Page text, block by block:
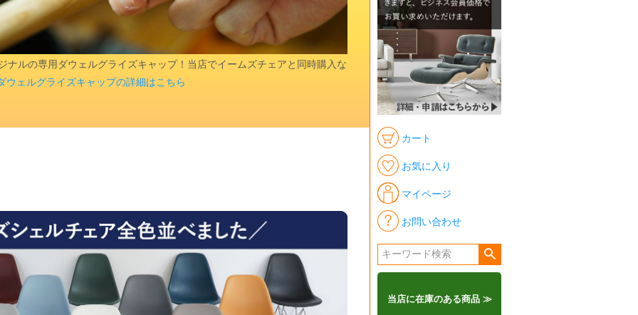
ナルの専用ダウェルグライズキャップ！当店でイームズチェアと同時購入な
ウェルグライズキャップの詳細はこちら
カート
お気に入り
マイページ
お問い合わせ
当店に在庫のある商品 ≫